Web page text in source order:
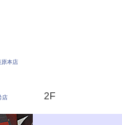
原本店
店 2F